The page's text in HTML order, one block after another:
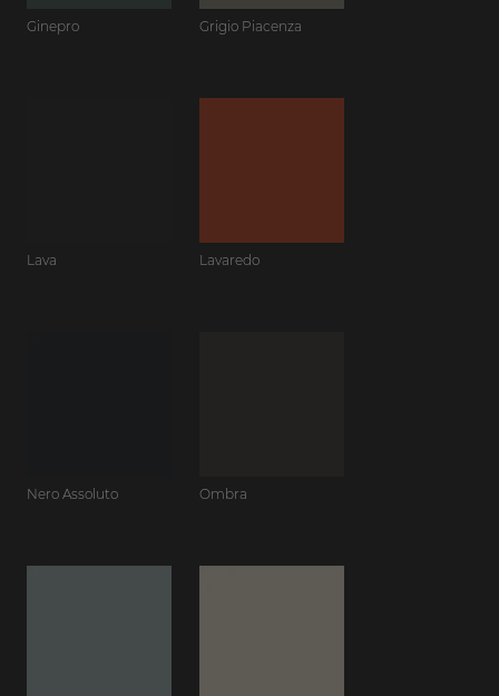
Ginepro Grigio Piacenza
Lava Lavaredo
Nero Assoluto Ombra